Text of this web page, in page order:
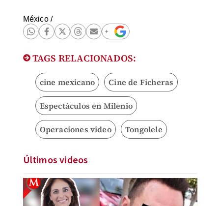
México/
TAGS RELACIONADOS:
cine mexicano Cine de Ficheras
Espectáculos en Milenio
Operaciones video Tongolele
Últimos videos